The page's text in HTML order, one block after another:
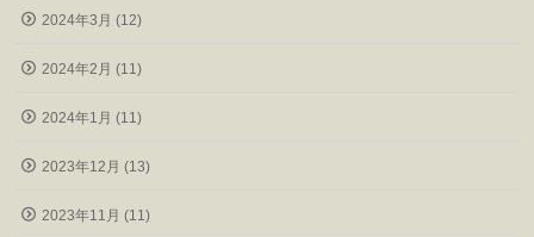
2024年3月 (12)
2024年2月 (11)
2024年1月 (11)
2023年12月 (13)
2023年11月 (11)